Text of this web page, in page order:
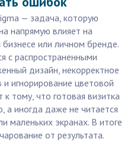
— задача, которую
напрямую влияет на
или личном бренде.
с распространенными
дизайн, некорректное
игнорирование цветовой
тому, что готовая визитка
а иногда даже не читается
маленьких экранах. В итоге
от результата.